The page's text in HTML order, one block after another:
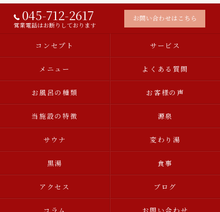
045-712-2617
営業電話はお断りしております
お問い合わせはこちら
コンセプト サービス
メニュー よくある質問
お風呂の種類 お客様の声
当施設の特徴 源泉
サウナ 変わり湯
黒湯 食事
アクセス ブログ
コラム お問い合わせ